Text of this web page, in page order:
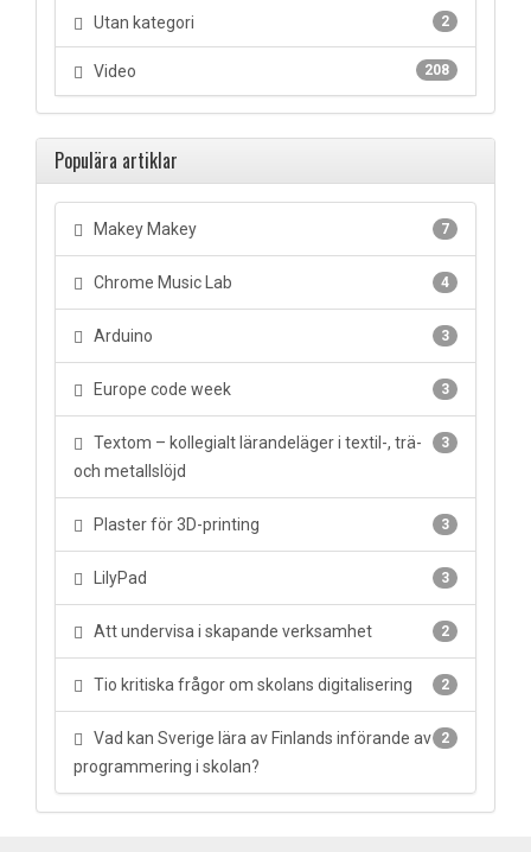
2
Utan kategori
208
Video
Populära artiklar
7
Makey Makey
4
Chrome Music Lab
3
Arduino
3
Europe code week
3
Textom – kollegialt lärandeläger i textil-, trä-
och metallslöjd
3
Plaster för 3D-printing
3
LilyPad
2
Att undervisa i skapande verksamhet
2
Tio kritiska frågor om skolans digitalisering
2
Vad kan Sverige lära av Finlands införande av
programmering i skolan?